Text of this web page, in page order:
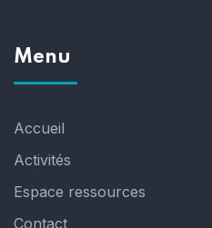
Menu
Accueil
Activités
Espace ressources
Contact